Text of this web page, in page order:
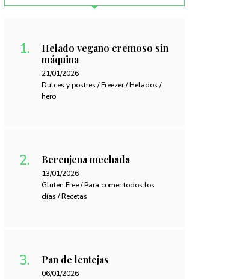
Helado vegano cremoso sin
máquina
21/01/2026
Dulces y postres / Freezer / Helados /
hero
Berenjena mechada
13/01/2026
Gluten Free / Para comer todos los
días / Recetas
Pan de lentejas
06/01/2026